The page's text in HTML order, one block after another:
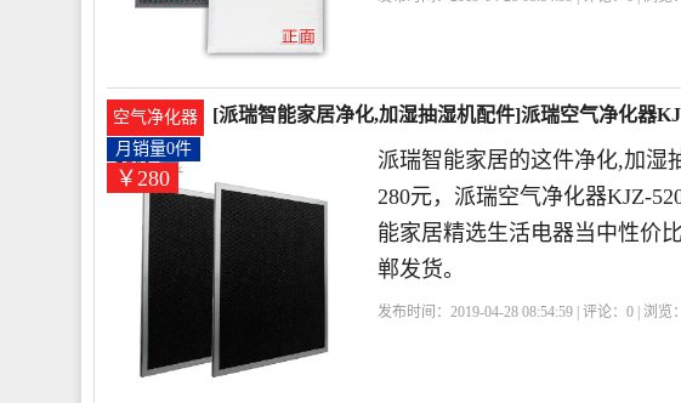
空气净化器 [派瑞智能家居净化,加湿抽湿机配件]派瑞空气净化器
￥280
月销量0件
派瑞智能家居的这件净化,加湿
280元，派瑞空气净化器KJZ-
能家居精选生活电器当中性价
郸发货。
发布时间：2019-04-28 08:54:59 | 评论：0 | 浏览：